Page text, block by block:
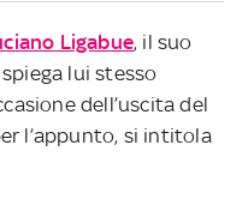
Ligabue, il suo
lui stesso
dell’uscita del
l’appunto, si intitola